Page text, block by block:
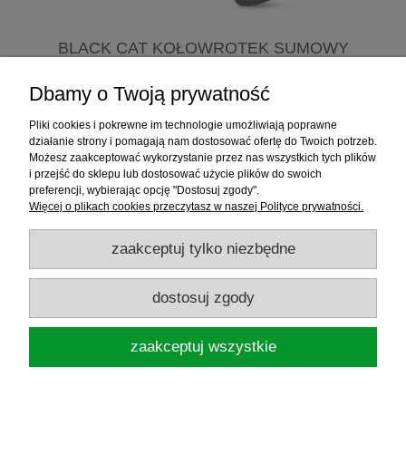
BLACK CAT KOŁOWROTEK SUMOWY
599,70 zł
powiadom o dostępności
Dbamy o Twoją prywatność
Pliki cookies i pokrewne im technologie umożliwiają poprawne
działanie strony i pomagają nam dostosować ofertę do Twoich potrzeb.
Możesz zaakceptować wykorzystanie przez nas wszystkich tych plików
i przejść do sklepu lub dostosować użycie plików do swoich
preferencji, wybierając opcję "Dostosuj zgody".
Więcej o plikach cookies przeczytasz w naszej Polityce prywatności.
zaakceptuj tylko niezbędne
dostosuj zgody
zaakceptuj wszystkie